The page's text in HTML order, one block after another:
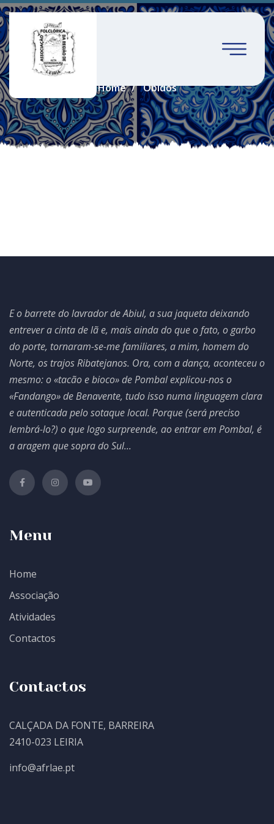
Home Óbidos
E o barrete do lavrador de Abiul, a sua jaqueta deixando
entrever a cinta de lã e, mais ainda do que o fato, o garbo
do porte, tornaram-se-me familiares, a mim, homem do
Norte, os trajos Ribatejanos. Ora, com a dança, aconteceu o
mesmo: o «tacão e bioco» de Pombal explicou-nos o
«Fandango» de Benavente, tudo isso numa linguagem clara
e autenticada pelo sotaque local. Porque (será preciso
lembrá-lo?) o que logo surpreende, ao entrar em Pombal, é
a aragem que sopra do Sul...
Menu
Home
Associação
Atividades
Contactos
Contactos
CALÇADA DA FONTE, BARREIRA
2410-023 LEIRIA
info@afrlae.pt